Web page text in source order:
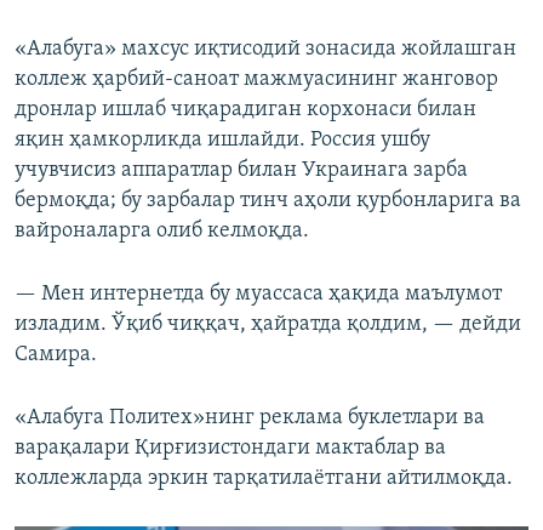
«Алабуга» махсус иқтисодий зонасида жойлашган
коллеж ҳарбий‑саноат мажмуасининг жанговор
дронлар ишлаб чиқарадиган корхонаси билан
яқин ҳамкорликда ишлайди. Россия ушбу
учувчисиз аппаратлар билан Украинага зарба
бермоқда; бу зарбалар тинч аҳоли қурбонларига ва
вайроналарга олиб келмоқда.
— Мен интернетда бу муассаса ҳақида маълумот
изладим. Ўқиб чиққач, ҳайратда қолдим, — дейди
Самира.
«Алабуга Политех»нинг реклама буклетлари ва
варақалари Қирғизистондаги мактаблар ва
коллежларда эркин тарқатилаётгани айтилмоқда.